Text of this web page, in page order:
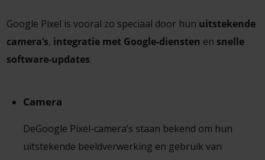
Google Pixel is vooral zo speciaal door hun uitstekende
camera’s, integratie met Google-diensten en snelle
software-updates.
Camera
DeGoogle Pixel-camera’s staan bekend om hun
uitstekende beeldverwerking en gebruik van